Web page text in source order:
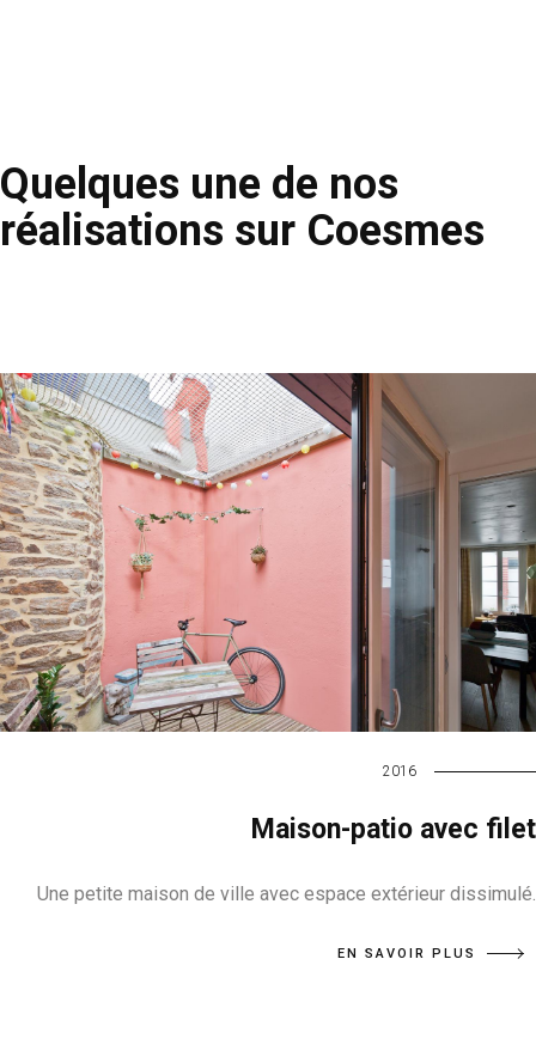
Quelques une de nos
réalisations sur Coesmes
2016
Maison-patio avec filet
Une petite maison de ville avec espace extérieur dissimulé.
EN SAVOIR PLUS